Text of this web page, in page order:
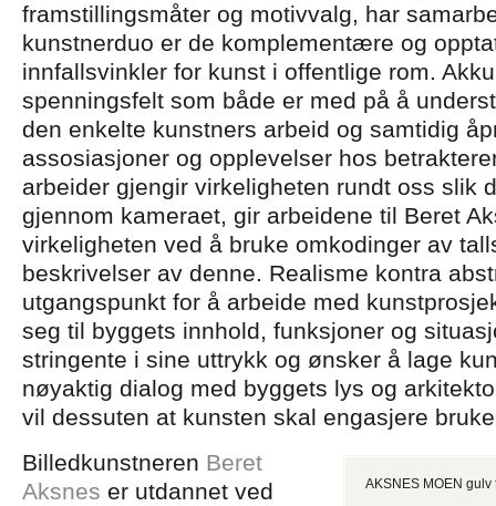
framstillingsmåter og motivvalg, har
kunstnerduo er de komplementære og
innfallsvinkler for kunst i offentlige rom.
spenningsfelt som både er med på å
den enkelte kunstners arbeid og samtidig
assosiasjoner og opplevelser hos
arbeider gjengir virkeligheten rundt oss slik
gjennom kameraet, gir arbeidene til Beret
virkeligheten ved å bruke omkodinger av
beskrivelser av denne. Realisme kontra
utgangspunkt for å arbeide med
seg til byggets innhold, funksjoner og
stringente i sine uttrykk og ønsker å lage
nøyaktig dialog med byggets lys og
vil dessuten at kunsten skal engasjere
AKSNES MOEN
Billedkunstneren Beret
Aksnes er utdannet ved